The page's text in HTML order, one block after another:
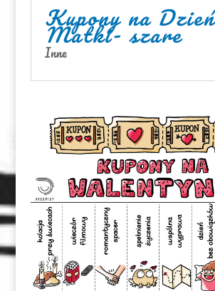
Kupony na Dzień
Matki- szare
Inne